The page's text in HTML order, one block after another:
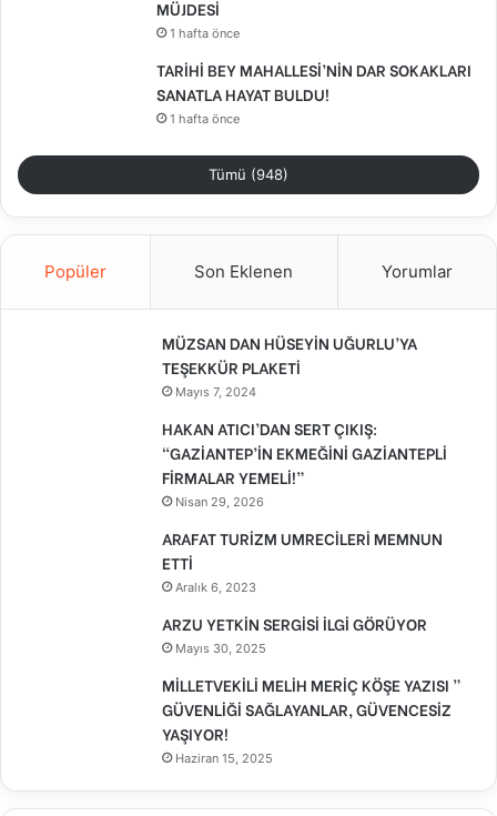
MÜJDESİ
1 hafta önce
TARİHİ BEY MAHALLESİ’NİN DAR SOKAKLARI
SANATLA HAYAT BULDU!
1 hafta önce
Tümü (948)
Popüler Son Eklenen Yorumlar
MÜZSAN DAN HÜSEYİN UĞURLU’YA
TEŞEKKÜR PLAKETİ
Mayıs 7, 2024
HAKAN ATICI’DAN SERT ÇIKIŞ:
“GAZİANTEP’İN EKMEĞİNİ GAZİANTEPLİ
FİRMALAR YEMELİ!”
Nisan 29, 2026
ARAFAT TURİZM UMRECİLERİ MEMNUN
ETTİ
Aralık 6, 2023
ARZU YETKİN SERGİSİ İLGİ GÖRÜYOR
Mayıs 30, 2025
MİLLETVEKİLİ MELİH MERİÇ KÖŞE YAZISI ”
GÜVENLİĞİ SAĞLAYANLAR, GÜVENCESİZ
YAŞIYOR!
Haziran 15, 2025